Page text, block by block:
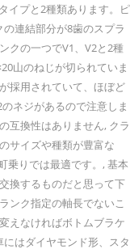
イプ、ISOタイプと2種類あります。ピ
連結部分が8歯のスプラ
クの一つでV1、V2と2種
山のねじが切られていま
採用されていて、ほぼど
ネジがあるので注意しま
互換性はありません, クラ
サイズや種類が豊富な
乗りでは最適です。, 基本
換するものだと思って下
ンク指定の軸長でないこ
えなければボトムブラケ
はダイヤモンド形、スタ